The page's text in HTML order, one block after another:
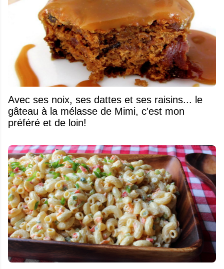
Avec ses noix, ses dattes et ses raisins... le
gâteau à la mélasse de Mimi, c'est mon
préféré et de loin!